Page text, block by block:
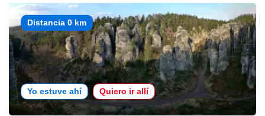
Distancia 0 km
Yo estuve ahí Quiero ir allí